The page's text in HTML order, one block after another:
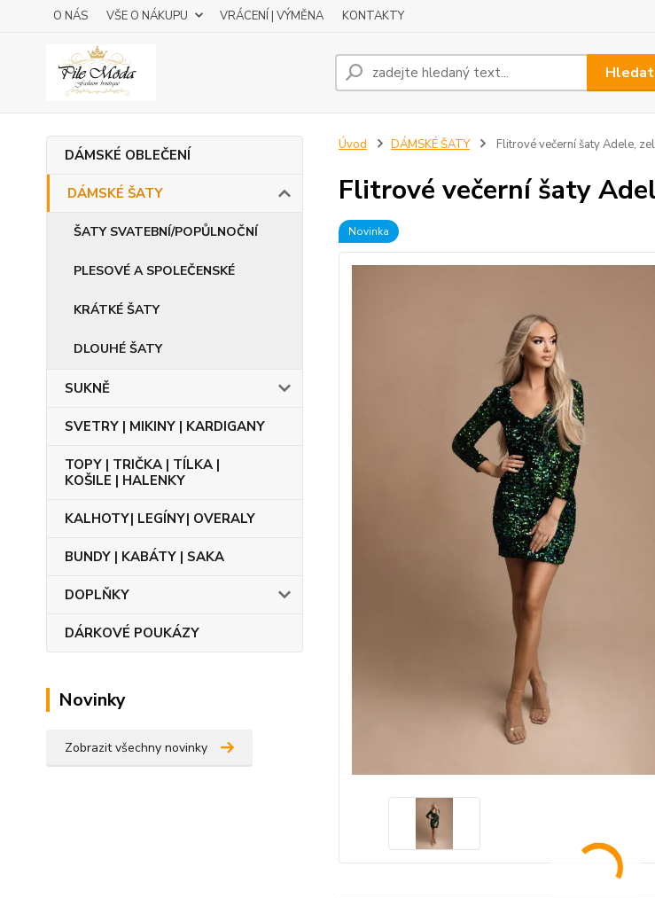
O NÁS VŠE O NÁKUPU VRÁCENÍ | VÝMĚNA KONTAKTY
Hledat
DÁMSKÉ OBLEČENÍ
DÁMSKÉ ŠATY
ŠATY SVATEBNÍ/POPŮLNOČNÍ
PLESOVÉ A SPOLEČENSKÉ
KRÁTKÉ ŠATY
DLOUHÉ ŠATY
SUKNĚ
SVETRY | MIKINY | KARDIGANY
TOPY | TRIČKA | TÍLKA |
KOŠILE | HALENKY
KALHOTY| LEGÍNY| OVERALY
BUNDY | KABÁTY | SAKA
DOPLŇKY
DÁRKOVÉ POUKÁZY
Novinky
Zobrazit všechny novinky
Úvod DÁMSKÉ ŠATY Flitrové večerní šaty Adele,
Flitrové večerní šaty
Novinka